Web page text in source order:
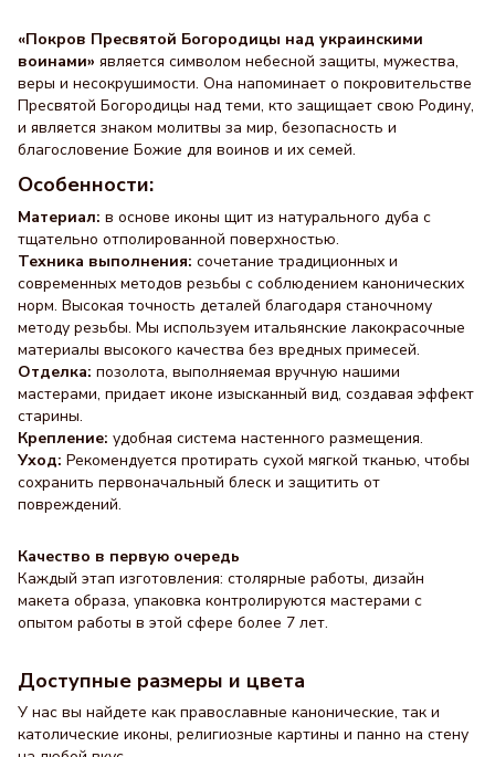
«Покров Пресвятой Богородицы над украинскими
воинами» является символом небесной защиты, мужества,
веры и несокрушимости. Она напоминает о покровительстве
Пресвятой Богородицы над теми, кто защищает свою Родину,
и является знаком молитвы за мир, безопасность и
благословение Божие для воинов и их семей.
Особенности:
Материал: в основе иконы щит из натурального дуба с
тщательно отполированной поверхностью.
Техника выполнения: сочетание традиционных и
современных методов резьбы с соблюдением канонических
норм. Высокая точность деталей благодаря станочному
методу резьбы. Мы используем итальянские лакокрасочные
материалы высокого качества без вредных примесей.
Отделка: позолота, выполняемая вручную нашими
мастерами, придает иконе изысканный вид, создавая эффект
старины.
Крепление: удобная система настенного размещения.
Уход: Рекомендуется протирать сухой мягкой тканью, чтобы
сохранить первоначальный блеск и защитить от
повреждений.
Качество в первую очередь
Каждый этап изготовления: столярные работы, дизайн
макета образа, упаковка контролируются мастерами с
опытом работы в этой сфере более 7 лет.
Доступные размеры и цвета
У нас вы найдете как православные канонические, так и
католические иконы, религиозные картины и панно на стену